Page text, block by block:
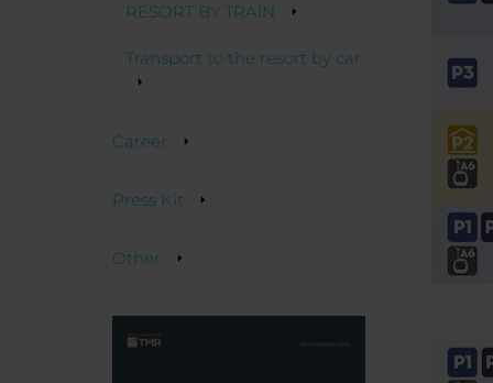
RESORT BY TRAIN
Transport to the resort by car
Career
Press Kit
Other